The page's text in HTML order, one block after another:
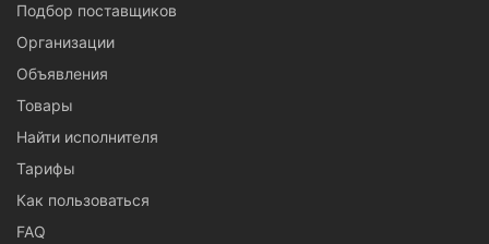
Подбор поставщиков
Организации
Объявления
Товары
Найти исполнителя
Тарифы
Как пользоваться
FAQ